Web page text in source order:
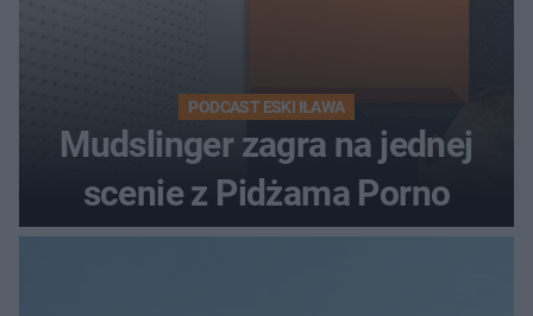
PODCAST ESKI IŁAWA
Mudslinger zagra na jednej
scenie z Pidżama Porno